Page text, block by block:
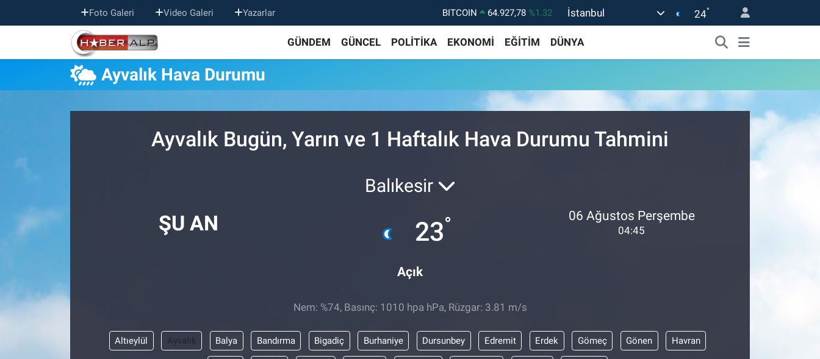
Foto Galeri Video Galeri Yazarlar BITCOIN 64.927,78 %1.32
47,5894
%0.08
EURO
55,0398 %-0.02
GRAM ALTIN
6527.85 %0.54
İstanbul 24°
GÜNDEM GÜNCEL POLİTİKA EKONOMİ EĞİTİM DÜNYA
Ayvalık Hava Durumu
Ayvalık Bugün, Yarın ve 1 Haftalık Hava Durumu Tahmini
ŞU AN
Balıkesir
23°
Açık
06 Ağustos Perşembe
04:45
Nem: %74, Basınç: 1010 hpa hPa, Rüzgar: 3.81 m/s
Altıeylül Ayvalık Balya Bandırma Bigadiç Burhaniye Dursunbey Edremit Erdek Gömeç Gönen Havran
Nöbetçi Eczaneler
Hava Durumu
Trafik Durumu
Süper Lig Puan Durumu ve Fikstür